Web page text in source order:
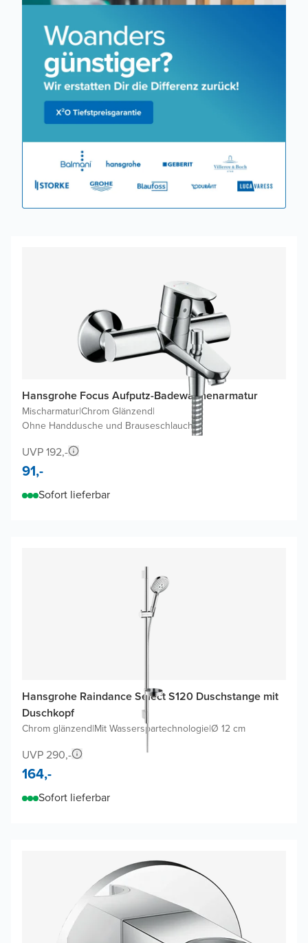
Hansgrohe Focus Aufputz-Badewannenarmatur
Mischarmatur|Chrom Glänzend|
Ohne Handdusche und Brauseschlauch
UVP 192,-
91,-
Sofort lieferbar
Hansgrohe Raindance Select S120 Duschstange mit
Duschkopf
Chrom glänzend|Mit Wasserspartechnologie|Ø 12 cm
UVP 290,-
164,-
Sofort lieferbar